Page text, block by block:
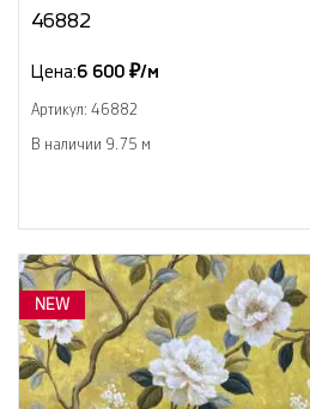
46882
Цена:6 600 ₽/м
Артикул: 46882
В наличии 9.75 м
NEW